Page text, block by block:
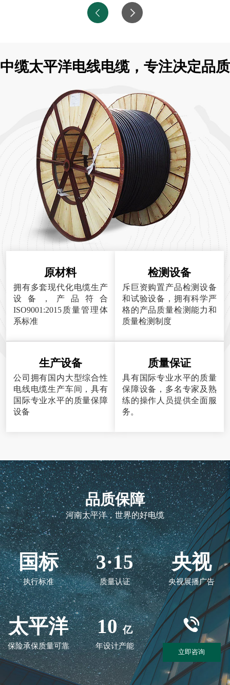
中缆太平洋电线电缆，专注决定品质
原材料
拥有多套现代化电缆生产
设备，产品符合
ISO9001:2015质量管理体
系标准
检测设备
斥巨资购置产品检测设备
和试验设备，拥有科学严
格的产品质量检测能力和
质量检测制度
生产设备
公司拥有国内大型综合性
电线电缆生产车间，具有
国际专业水平的质量保障
设备
质量保证
具有国际专业水平的质量
保障设备，多名专家及熟
练的操作人员提供全面服
务。
品质保障
河南太平洋，世界的好电缆
国标
执行标准
3·15
质量认证
央视
央视展播广告
太平洋
保险承保质量可靠
10 亿
年设计产能
立即咨询